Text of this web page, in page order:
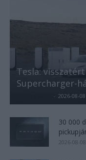
Tesla:
Supercharger-
- 2026-08-08
30 000
2026-08-08